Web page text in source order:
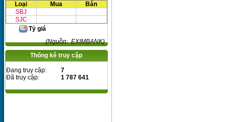
Loại
Mua
Bán
SBJ
SJC
Tỷ giá
(Nguồn: EXIMBANK)
Thống kê truy cập
Đang truy cập:
7
Đã truy cập:
1 787 641